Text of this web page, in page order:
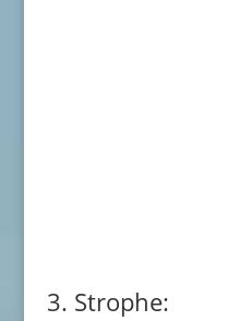
3. Strophe: